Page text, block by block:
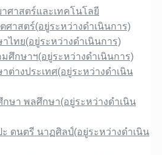
ศาสตร์และเทคโนโลยี
าสตร์(อยู่ระหว่างดำเนินการ)
ไทย(อยู่ระหว่างดำเนินการ)
ศึกษาฯ(อยู่ระหว่างดำเนินการ)
ต่างประเทศ(อยู่ระหว่างดำเนิน
ษา พลศึกษา(อยู่ระหว่างดำเนิน
ดนตรี นาฏศิลป์(อยู่ระหว่างดำเนิน